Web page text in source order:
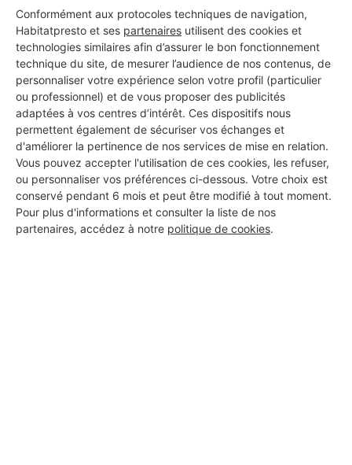
Conformément aux protocoles techniques de navigation,
Habitatpresto et ses partenaires utilisent des cookies et
technologies similaires afin d’assurer le bon fonctionnement
technique du site, de mesurer l’audience de nos contenus, de
personnaliser votre expérience selon votre profil (particulier
ou professionnel) et de vous proposer des publicités
adaptées à vos centres d’intérêt. Ces dispositifs nous
permettent également de sécuriser vos échanges et
d'améliorer la pertinence de nos services de mise en relation.
Vous pouvez accepter l'utilisation de ces cookies, les refuser,
ou personnaliser vos préférences ci-dessous. Votre choix est
conservé pendant 6 mois et peut être modifié à tout moment.
Pour plus d'informations et consulter la liste de nos
partenaires, accédez à notre politique de cookies.
DEMANDER UN DEVIS